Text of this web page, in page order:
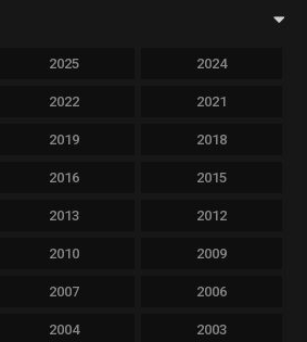
2025 2024
2022 2021
2019 2018
2016 2015
2013 2012
2010 2009
2007 2006
2004 2003